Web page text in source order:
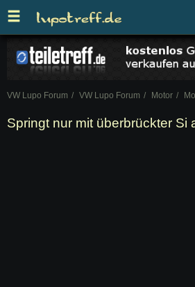
VW Lupo Forum VW Lupo Forum Motor
Springt nur mit überbrückter Si